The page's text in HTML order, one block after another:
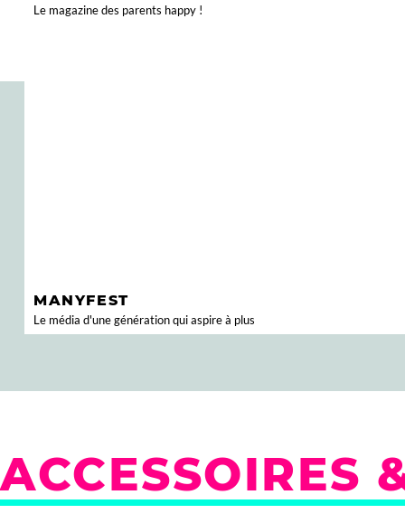
Le magazine des parents happy !
MANYFEST
Le média d'une génération qui aspire à plus
ACCESSOIRES